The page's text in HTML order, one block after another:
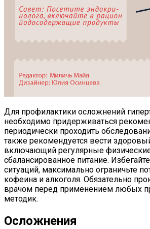
Для профилактики осложнений
необходимо придерживаться
периодически проходить
также рекомендуется вести
включающий регулярные
сбалансированное питание.
ситуаций, максимально ограничьте
кофеина и алкоголя. Обязательно
врачом перед применением любых
методик.
Осложнения